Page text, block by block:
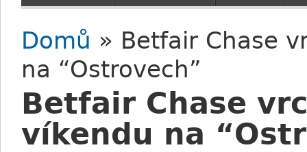
Jste zde
Domů » Betfair Chase
na “Ostrovech”
Betfair Chase
víkendu na